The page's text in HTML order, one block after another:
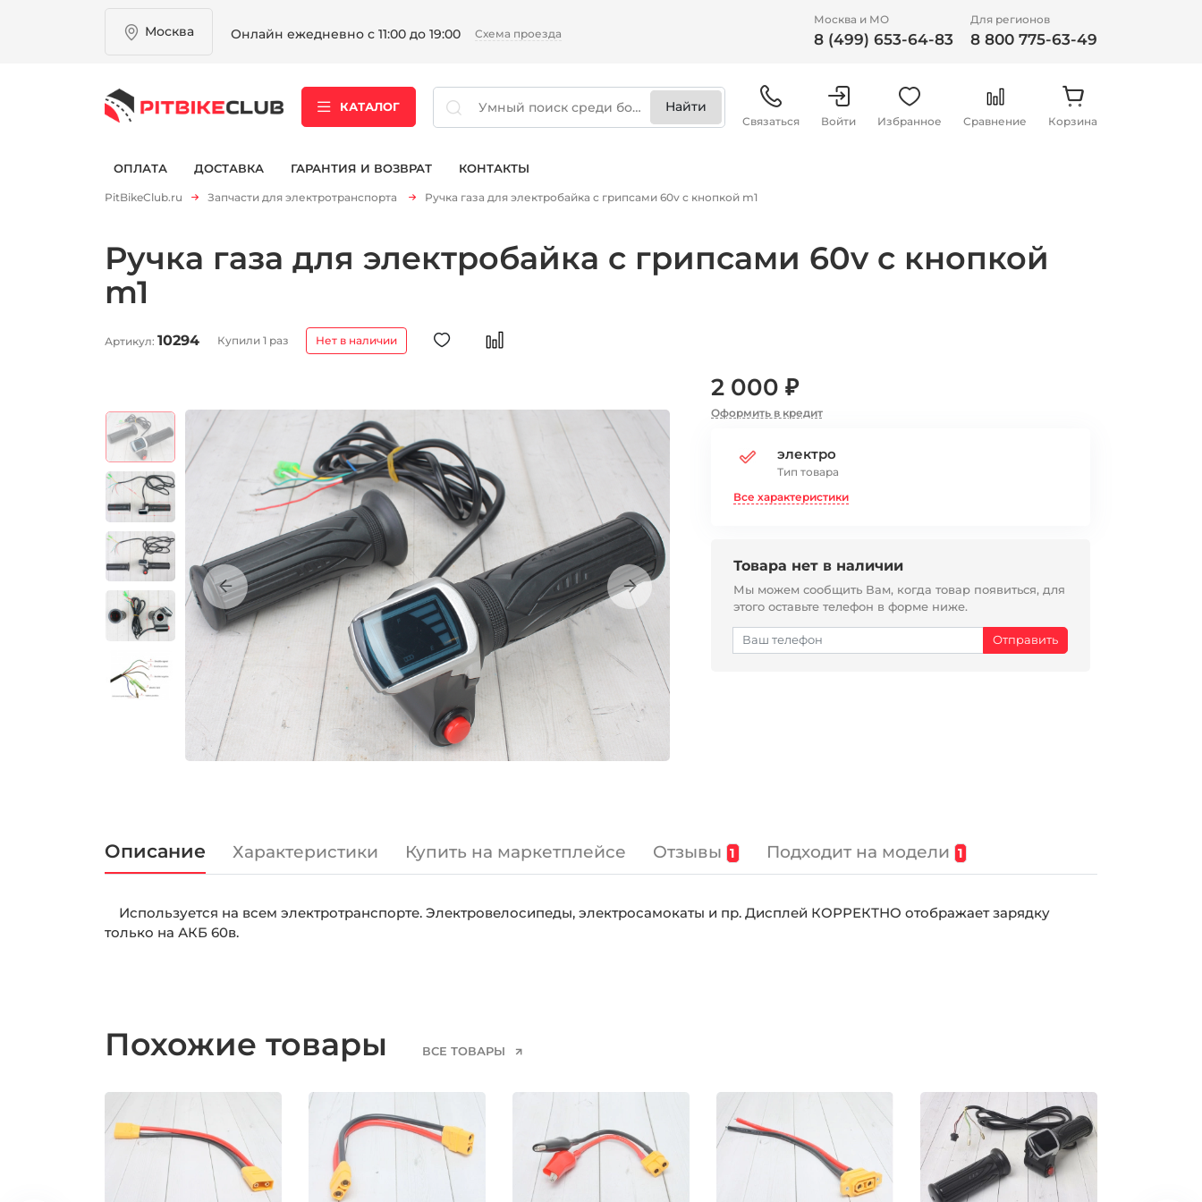
Москва Онлайн ежедневно с 11:00 до 19:00 Схема проезда
Москва и МО
8 (499) 653-64-83
Для регионов
8 800 775-63-49
КАТАЛОГ
Связаться Войти Избранное Сравнение Корзина
ОПЛАТА ДОСТАВКА ГАРАНТИЯ И ВОЗВРАТ КОНТАКТЫ
PitBikeClub.ru Запчасти для электротранспорта Ручка газа для электробайка c грипсами 60v с кнопкой m1
Ручка газа для электробайка c грипсами 60v с кнопкой
m1
Артикул: 10294 Купили 1 раз Нет в наличии
2 000 ₽
Оформить в кредит
электро
Тип товара
Все характеристики
Товара нет в наличии
Мы можем сообщить Вам, когда товар появиться, для
этого оставьте телефон в форме ниже.
Описание Характеристики Купить на маркетплейсе Отзывы 1 Подходит на модели 1
Используется на всем электротранспорте. Электровелосипеды, электросамокаты и пр. Дисплей КОРРЕКТНО отображает зарядку
только на АКБ 60в.
Похожие товары ВСЕ ТОВАРЫ